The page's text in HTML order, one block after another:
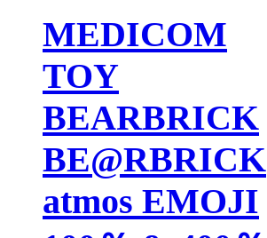
MEDICOM
TOY
BEARBRICK
BE@RBRICK
atmos EMOJI